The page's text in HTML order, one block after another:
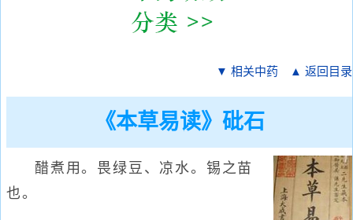
▼ 相关中药 ▲ 返回目录
《本草易读》砒石
醋煮用。畏绿豆、凉水。锡之苗
也。